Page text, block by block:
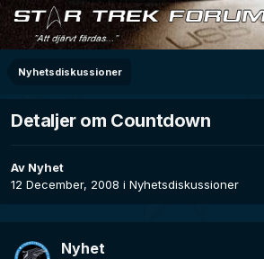
Nyhetsdiskussioner
Detaljer om Countdown
Av Nyhet
12 December, 2008 i Nyhetsdiskussioner
Nyhet